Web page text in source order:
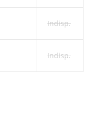
Indisp.
Indisp.